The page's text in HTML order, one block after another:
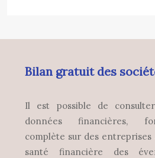
Bilan gratuit des
Il est possible de
données financières,
complète sur des
santé financière des